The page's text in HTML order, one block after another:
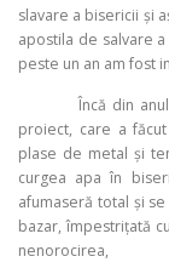
slavare a bisericii şi
apostila de salvare
peste un an am fost
Încă din
proiect, care a
plase de metal şi
curgea apa în
afumaseră total şi
bazar, împestrițată
nenorocirea,